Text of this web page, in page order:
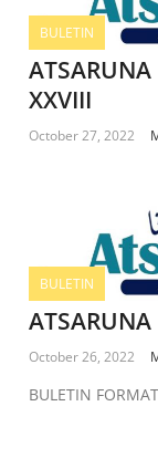
BULETIN
ATSARUNA
XXVIII
October 27, 2022
BULETIN
ATSARUNA
October 26, 2022
BULETIN